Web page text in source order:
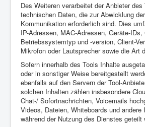
Des Weiteren verarbeitet der Anbieter des
technischen Daten, die zur Abwicklung
Kommunikation erforderlich sind. Dies
IP-Adressen, MAC-Adressen, Geräte-IDs,
Betriebssystemtyp und -version, Client-
Mikrofon oder Lautsprecher sowie die Art
Sofern innerhalb des Tools Inhalte
oder in sonstiger Weise bereitgestellt
ebenfalls auf den Servern der Tool-
solchen Inhalten zählen insbesondere
Chat-/ Sofortnachrichten, Voicemails
Videos, Dateien, Whiteboards und andere
während der Nutzung des Dienstes geteilt